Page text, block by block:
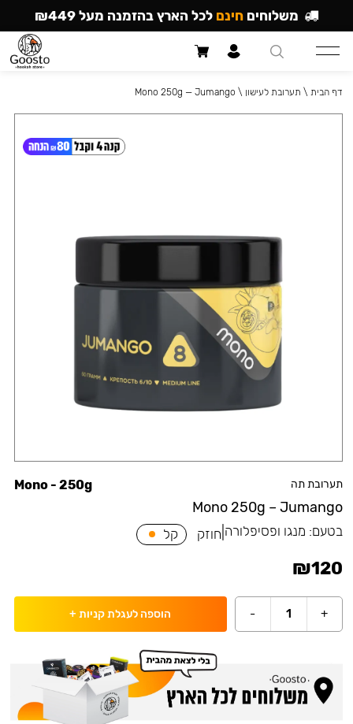
תערובת תה
Mono 250g – Jumango
Mono - 250g
בטעם: מנגו ופסיפלורה חוזק קל
₪120
+
1
- הוספה לעגלת קניות +
דף הבית \ תערובת לעישון \
Mono 250g — Jumango
משלוחים חינם לכל הארץ בהזמנה מעל ₪449